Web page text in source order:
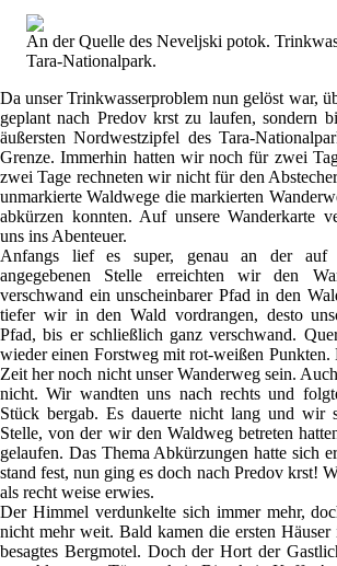
An der Quelle des Neveljski potok.
Tara-Nationalpark.
Da unser Trinkwasserproblem nun gelöst war,
geplant nach Predov krst zu laufen, sondern
äußersten Nordwestzipfel des Tara-
Grenze. Immerhin hatten wir noch für zwei
zwei Tage rechneten wir nicht für den
unmarkierte Waldwege die markierten
abkürzen konnten. Auf unsere Wanderkarte
uns ins Abenteuer.
Anfangs lief es super, genau an der auf
angegebenen Stelle erreichten wir den
verschwand ein unscheinbarer Pfad in den
tiefer wir in den Wald vordrangen, desto
Pfad, bis er schließlich ganz verschwand.
wieder einen Forstweg mit rot-weißen Punkten.
Zeit her noch nicht unser Wanderweg sein.
nicht. Wir wandten uns nach rechts und
Stück bergab. Es dauerte nicht lang und wir
Stelle, von der wir den Waldweg betreten
gelaufen. Das Thema Abkürzungen hatte sich
stand fest, nun ging es doch nach Predov krst!
als recht weise erwies.
Der Himmel verdunkelte sich immer mehr,
nicht mehr weit. Bald kamen die ersten
besagtes Bergmotel. Doch der Hort der